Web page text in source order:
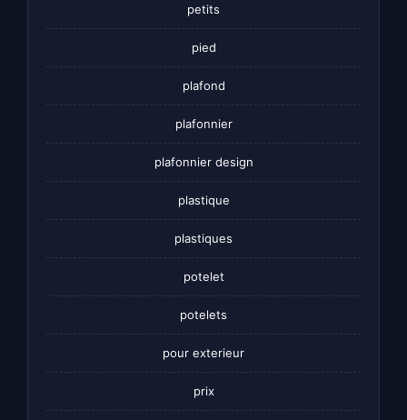
petits
pied
plafond
plafonnier
plafonnier design
plastique
plastiques
potelet
potelets
pour exterieur
prix